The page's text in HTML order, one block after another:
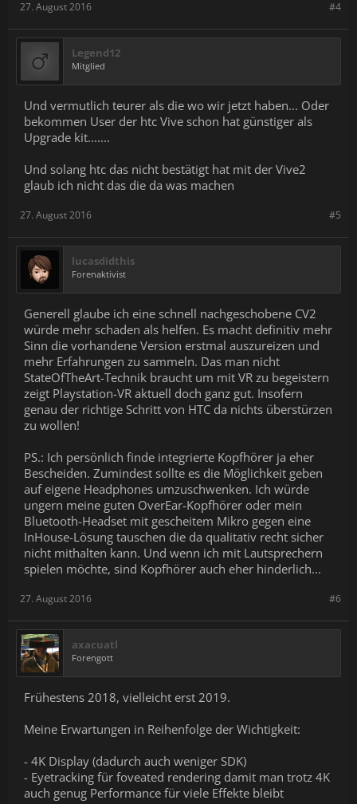
#4
27. August 2016
Legend12
Mitglied
Und vermutlich teurer als die wo wir jetzt haben... Oder
bekommen User der htc Vive schon hat günstiger als
Upgrade kit.......
Und solang htc das nicht bestätigt hat mit der Vive2
glaub ich nicht das die da was machen
#5
27. August 2016
lucasdidthis
Forenaktivist
Generell glaube ich eine schnell nachgeschobene CV2
würde mehr schaden als helfen. Es macht definitiv mehr
Sinn die vorhandene Version erstmal auszureizen und
mehr Erfahrungen zu sammeln. Das man nicht
StateOfTheArt-Technik braucht um mit VR zu begeistern
zeigt Playstation-VR aktuell doch ganz gut. Insofern
genau der richtige Schritt von HTC da nichts überstürzen
zu wollen!
PS.: Ich persönlich finde integrierte Kopfhörer ja eher
Bescheiden. Zumindest sollte es die Möglichkeit geben
auf eigene Headphones umzuschwenken. Ich würde
ungern meine guten OverEar-Kopfhörer oder mein
Bluetooth-Headset mit gescheitem Mikro gegen eine
InHouse-Lösung tauschen die da qualitativ recht sicher
nicht mithalten kann. Und wenn ich mit Lautsprechern
spielen möchte, sind Kopfhörer auch eher hinderlich...
#6
27. August 2016
axacuatl
Forengott
Frühestens 2018, vielleicht erst 2019.
Meine Erwartungen in Reihenfolge der Wichtigkeit:
- 4K Display (dadurch auch weniger SDK)
- Eyetracking für foveated rendering damit man trotz 4K
auch genug Performance für viele Effekte bleibt